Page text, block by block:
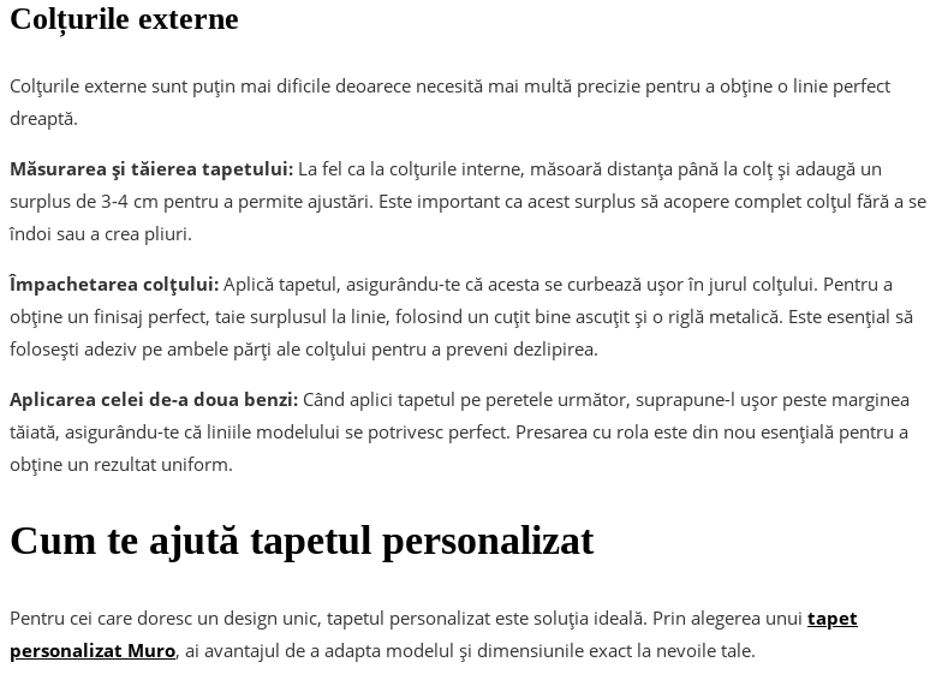
Colțurile externe
Colțurile externe sunt puțin mai dificile deoarece necesită mai multă precizie pentru a obține o linie perfect
dreaptă.
Măsurarea și tăierea tapetului: La fel ca la colțurile interne, măsoară distanța până la colț și adaugă un
surplus de 3-4 cm pentru a permite ajustări. Este important ca acest surplus să acopere complet colțul fără a se
îndoi sau a crea pliuri.
Împachetarea colțului: Aplică tapetul, asigurându-te că acesta se curbează ușor în jurul colțului. Pentru a
obține un finisaj perfect, taie surplusul la linie, folosind un cuțit bine ascuțit și o riglă metalică. Este esențial să
folosești adeziv pe ambele părți ale colțului pentru a preveni dezlipirea.
Aplicarea celei de-a doua benzi: Când aplici tapetul pe peretele următor, suprapune-l ușor peste marginea
tăiată, asigurându-te că liniile modelului se potrivesc perfect. Presarea cu rola este din nou esențială pentru a
obține un rezultat uniform.
Cum te ajută tapetul personalizat
Pentru cei care doresc un design unic, tapetul personalizat este soluția ideală. Prin alegerea unui tapet
personalizat Muro, ai avantajul de a adapta modelul și dimensiunile exact la nevoile tale.